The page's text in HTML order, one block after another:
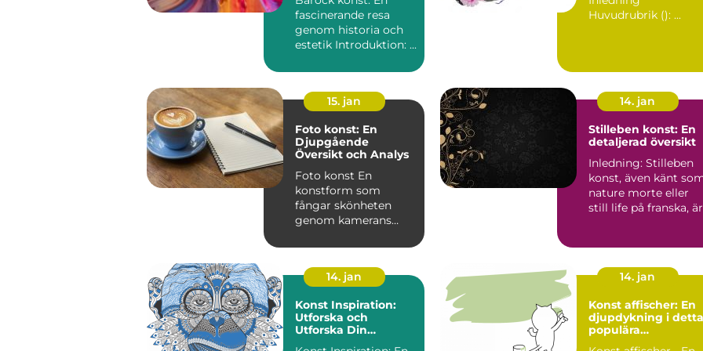
fascinerande resa
genom historia och
estetik Introduktion: ...
Huvudrubrik (): ...
15. jan
Foto konst: En
Djupgående
Översikt och Analys
Foto konst En
konstform som
fångar skönheten
genom kamerans
konst är en fas...
14. jan
Stilleben konst: En
detaljerad översikt
Inledning: Stilleben
konst, även känt
nature morte eller
still life på franska, är
14. jan
Konst Inspiration:
Utforska och
Utforska Din
14. jan
Konst affischer: En
djupdykning i detta
populära